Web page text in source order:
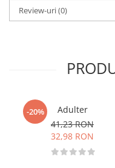
Actiune si Aventura
Literatura de divertisment
Literatura romana
Memorii si jurnale
Moderna, contemporana
Review-uri(0)
-20%
Adulter
41,23 RON
32,98 RON